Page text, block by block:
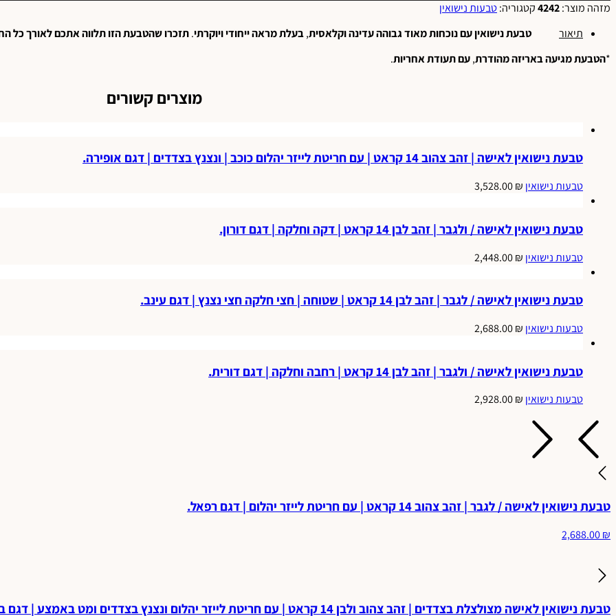
מזהה מוצר:4242קטגוריה:טבעות נישואין
תיאור
טבעתנישואיןעםנוכחותמאודגבוההעדינהוקלאסית,בעלתמראהייחודיויוקרתי.תזכרושהטבעתהזותלווהאתכםלאורךכל
*הטבעתמגיעהבאריזהמהודרת,עםתעודתאחריות.
מוצרים קשורים
טבעת נישואין לאישה | זהב צהוב 14 קראט | עם חריטת לייזר יהלום כוכב | ונצנץ בצדדים | דגם אופירה.
טבעות נישואין 3,528.00₪
טבעת נישואין לאישה / ולגבר | זהב לבן 14 קראט | דקה וחלקה | דגם דורון.
טבעות נישואין 2,448.00₪
טבעת נישואין לאישה / לגבר | זהב לבן 14 קראט | שטוחה | חצי חלקה חצי נצנץ | דגם עינב.
טבעות נישואין 2,688.00₪
טבעת נישואין לאישה / ולגבר | זהב לבן 14 קראט | רחבה וחלקה | דגם דורית.
טבעות נישואין 2,928.00₪
טבעת נישואין לאישה / לגבר | זהב צהוב 14 קראט | עם חריטת לייזר יהלום | דגם רפאל.
2,688.00₪
טבעת נישואין לאישה מצולצלת בצדדים | זהב צהוב ולבן 14 קראט | עם חריטת לייזר יהלום ונצנץ בצדדים ומט באמצע | דגם בר.